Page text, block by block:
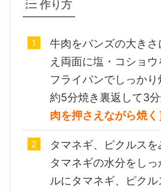
作り方
牛肉をバンズの大き
え両面に塩・コショ
フライパンでしっか
約5分焼き裏返して3分
肉を押さえながら焼く
タマネギ、ピクルスを
タマネギの水分をし
ルにタマネギ、ピクル